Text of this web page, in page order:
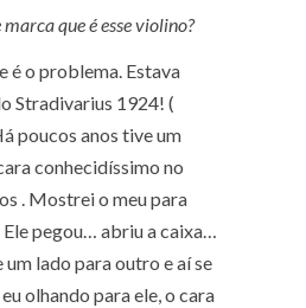
marca que é esse violino?
é o problema. Estava
Stradivarius 1924! (
poucos anos tive um
conhecidíssimo no
. Mostrei o meu para
Ele pegou… abriu a caixa…
lado para outro e aí se
olhando para ele, o cara